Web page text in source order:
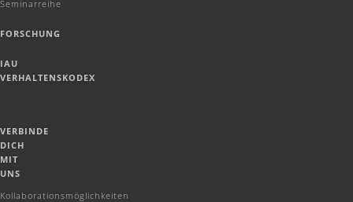
Seminarreihe
FORSCHUNG
IAU
VERHALTENSKODEX
VERBINDE
DICH
MIT
UNS
Kollaborationsmöglichkeiten